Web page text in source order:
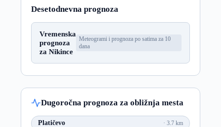
Desetodnevna prognoza
Vremenska
prognoza
za Nikince
Meteogrami i prognoza po satima za 10
dana
Dugoročna prognoza za obližnja mesta
Platičevo 3.7 km